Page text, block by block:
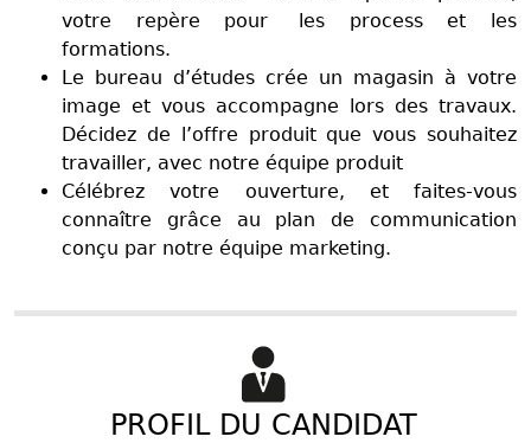
votre repère pour les process et les
formations.
Le bureau d’études crée un magasin à votre
image et vous accompagne lors des travaux.
Décidez de l’offre produit que vous souhaitez
travailler, avec notre équipe produit
Célébrez votre ouverture, et faites-vous
connaître grâce au plan de communication
conçu par notre équipe marketing.
PROFIL DU CANDIDAT